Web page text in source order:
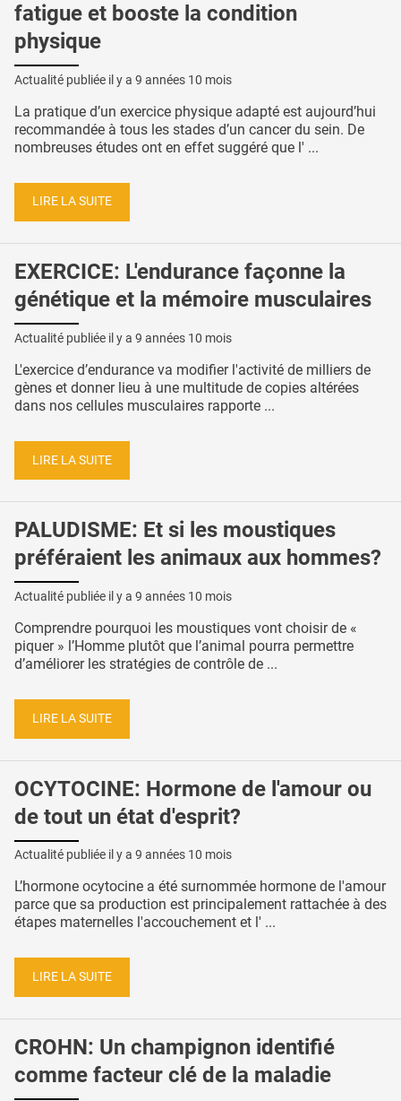
fatigue et booste la condition
physique
Actualité publiée il y a 9 années 10 mois
La pratique d’un exercice physique adapté est aujourd’hui
recommandée à tous les stades d’un cancer du sein. De
nombreuses études ont en effet suggéré que l' ...
LIRE LA SUITE
EXERCICE: L'endurance façonne la
génétique et la mémoire musculaires
Actualité publiée il y a 9 années 10 mois
L'exercice d’endurance va modifier l'activité de milliers de
gènes et donner lieu à une multitude de copies altérées
dans nos cellules musculaires rapporte ...
LIRE LA SUITE
PALUDISME: Et si les moustiques
préféraient les animaux aux hommes?
Actualité publiée il y a 9 années 10 mois
Comprendre pourquoi les moustiques vont choisir de «
piquer » l’Homme plutôt que l’animal pourra permettre
d’améliorer les stratégies de contrôle de ...
LIRE LA SUITE
OCYTOCINE: Hormone de l'amour ou
de tout un état d'esprit?
Actualité publiée il y a 9 années 10 mois
L’hormone ocytocine a été surnommée hormone de l'amour
parce que sa production est principalement rattachée à des
étapes maternelles l'accouchement et l' ...
LIRE LA SUITE
CROHN: Un champignon identifié
comme facteur clé de la maladie